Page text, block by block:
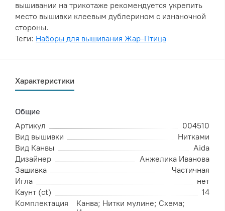
вышивании на трикотаже рекомендуется укрепить
место вышивки клеевым дублерином с изнаночной
стороны.
Теги: Наборы для вышивания Жар-Птица
Характеристики
Общие
Артикул
004510
Вид вышивки
Нитками
Вид Канвы
Aida
Дизайнер
Анжелика Иванова
Зашивка
Частичная
Игла
нет
Каунт (ct)
14
Комплектация
Канва; Нитки мулине; Схема;